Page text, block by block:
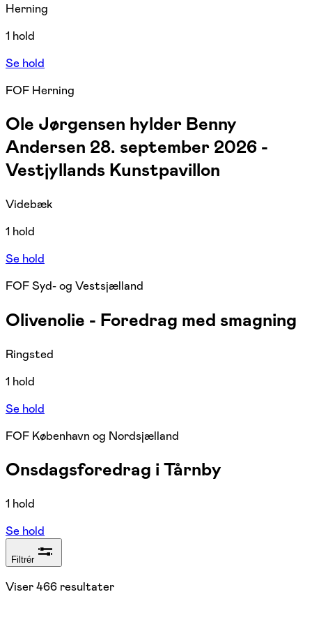
Herning
1 hold
Se hold
FOF Herning
Ole Jørgensen hylder Benny
Andersen 28. september 2026 -
Vestjyllands Kunstpavillon
Videbæk
1 hold
Se hold
FOF Syd- og Vestsjælland
Olivenolie - Foredrag med smagning
Ringsted
1 hold
Se hold
FOF København og Nordsjælland
Onsdagsforedrag i Tårnby
1 hold
Se hold
Filtrér
Viser466 resultater